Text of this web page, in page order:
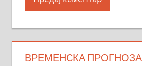
ВРЕМЕНСКА ПРОГНОЗА